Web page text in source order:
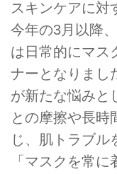
スキンケアに対
今年の3月以降
は日常的にマス
ナーとなりまし
が新たな悩みと
との摩擦や長時
じ、肌トラブル
「マスクを常